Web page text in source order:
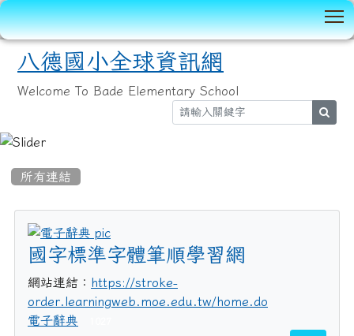
八德國小全球資訊網
Welcome To Bade Elementary School
所有連結
title:電子辭典
國字標準字體筆順學習網
網站連結： https://stroke-
order.learningweb.moe.edu.tw/home.do
電子辭典